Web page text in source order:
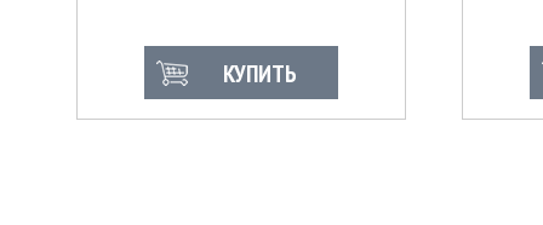
КУПИТЬ